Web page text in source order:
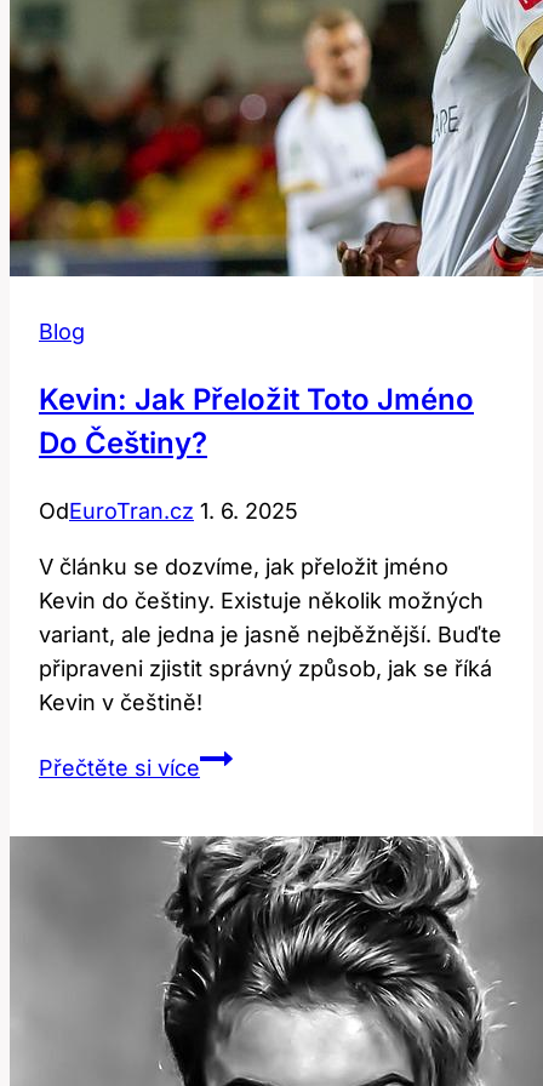
Blog
Kevin: Jak Přeložit Toto Jméno
Do Češtiny?
OdEuroTran.cz 1. 6. 2025
V článku se dozvíme, jak přeložit jméno
Kevin do češtiny. Existuje několik možných
variant, ale jedna je jasně nejběžnější. Buďte
připraveni zjistit správný způsob, jak se říká
Kevin v češtině!
Přečtěte si víceKevin:
toto
jméno
do
češtiny?